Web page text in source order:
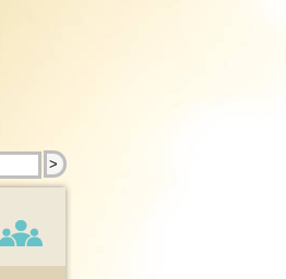
>